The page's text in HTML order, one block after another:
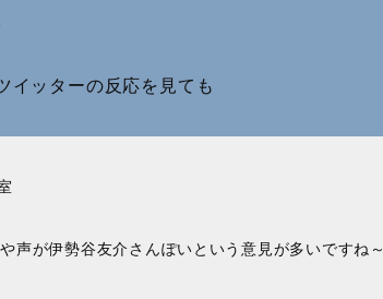
イッターの反応を見ても
声が伊勢谷友介さんぽいという意見が多いですね～